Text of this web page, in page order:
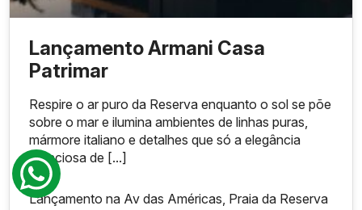
Lançamento Armani Casa
Patrimar
Respire o ar puro da Reserva enquanto o sol se põe
sobre o mar e ilumina ambientes de linhas puras,
mármore italiano e detalhes que só a elegância
silenciosa de [...]
Lançamento na Av das Américas, Praia da Reserva